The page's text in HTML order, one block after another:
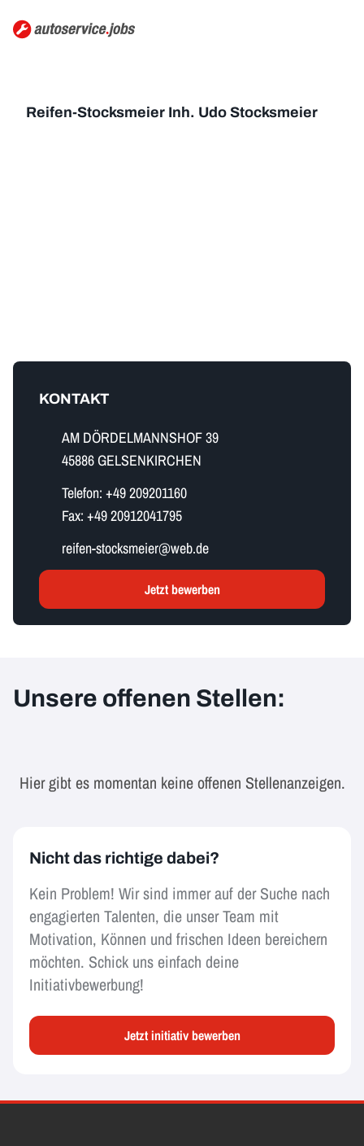
Reifen-Stocksmeier Inh. Udo Stocksmeier
KONTAKT
AM DÖRDELMANNSHOF 39
45886 GELSENKIRCHEN
Telefon: +49 209201160
Fax: +49 20912041795
r​e​i​f​e​n​-​s​t​o​c​k​s​m​e​i​e​r​@web.de
Jetzt bewerben
Unsere offenen Stellen:
Hier gibt es momentan keine offenen Stellenanzeigen.
Nicht das richtige dabei?
Kein Problem! Wir sind immer auf der Suche nach
engagierten Talenten, die unser Team mit
Motivation, Können und frischen Ideen bereichern
möchten. Schick uns einfach deine
Initiativbewerbung!
Jetzt initiativ bewerben